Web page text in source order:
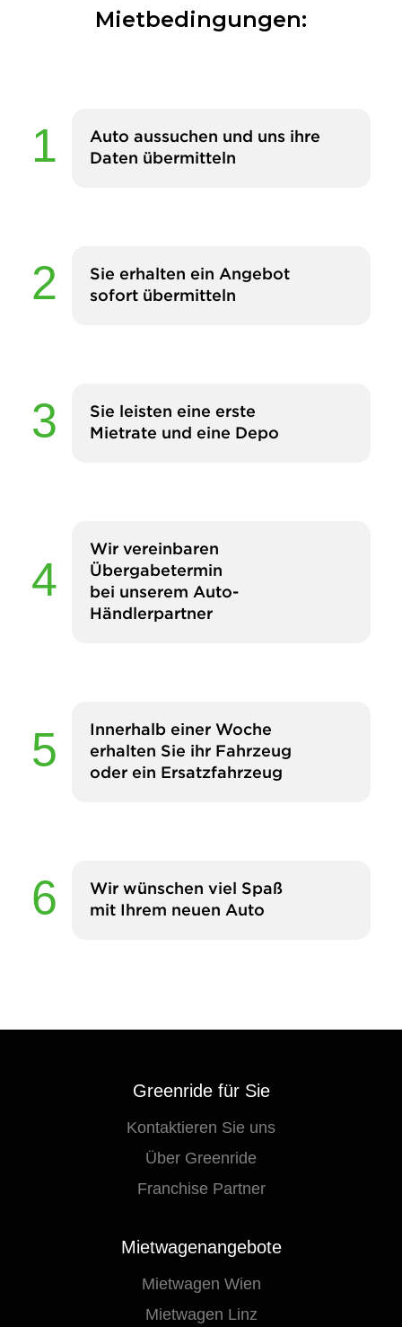
Mietbedingungen:
Auto aussuchen und uns ihre
Daten übermitteln
Sie erhalten ein Angebot
sofort übermitteln
Sie leisten eine erste
Mietrate und eine Depo
Wir vereinbaren
Übergabetermin
bei unserem Auto-
Händlerpartner
Innerhalb einer Woche
erhalten Sie ihr Fahrzeug
oder ein Ersatzfahrzeug
Wir wünschen viel Spaß
mit Ihrem neuen Auto
Greenride für Sie
Kontaktieren Sie uns
Über Greenride
Franchise Partner
Mietwagenangebote
Mietwagen Wien
Mietwagen Linz